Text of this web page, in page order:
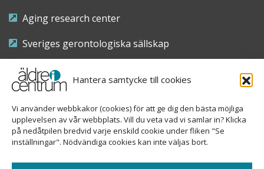
Hantera samtycke till cookies
Vi använder webbkakor (cookies) för att ge dig den bästa möjliga
upplevelsen av vår webbplats. Vill du veta vad vi samlar in? Klicka
på nedåtpilen bredvid varje enskild cookie under fliken "Se
inställningar". Nödvändiga cookies kan inte väljas bort.
Aging research center
Sveriges gerontologiska sällskap
Riksföreningen för sjuksköterskor inom äldre- och
demensvård
Nationellt kompetenscentrum anhöriga